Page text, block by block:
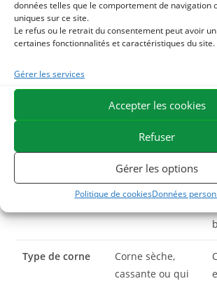
données telles que le comportement de navigation
uniques sur ce site.
Le refus ou le retrait du consentement peut avoir
certaines fonctionnalités et caractéristiques du site.
Gérer les services
Accepter les cookies
Refuser
Gérer les options
Politique de cookiesDonnées
du sol). Voici comment différencier nos
phares :
Caractéristiques
(Hydratant)
Action
Nourrit et
assouplit en
profondeur.
Saison idéale Été
(temps sec et
Type de corne
Corne sèche,
cassante ou qui